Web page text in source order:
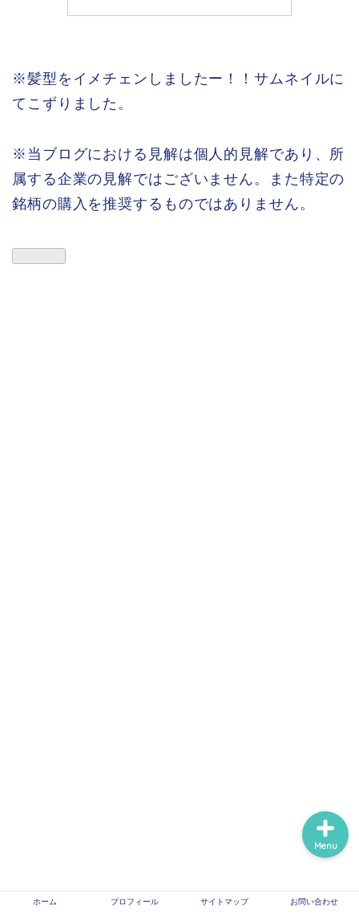
※髪型をイメチェンしましたー！！サムネイルに
てこずりました。
※当ブログにおける見解は個人的見解であり、所
属する企業の見解ではございません。また特定の
銘柄の購入を推奨するものではありません。
ホーム プロフィール サイトマップ お問い合わせ
Menu